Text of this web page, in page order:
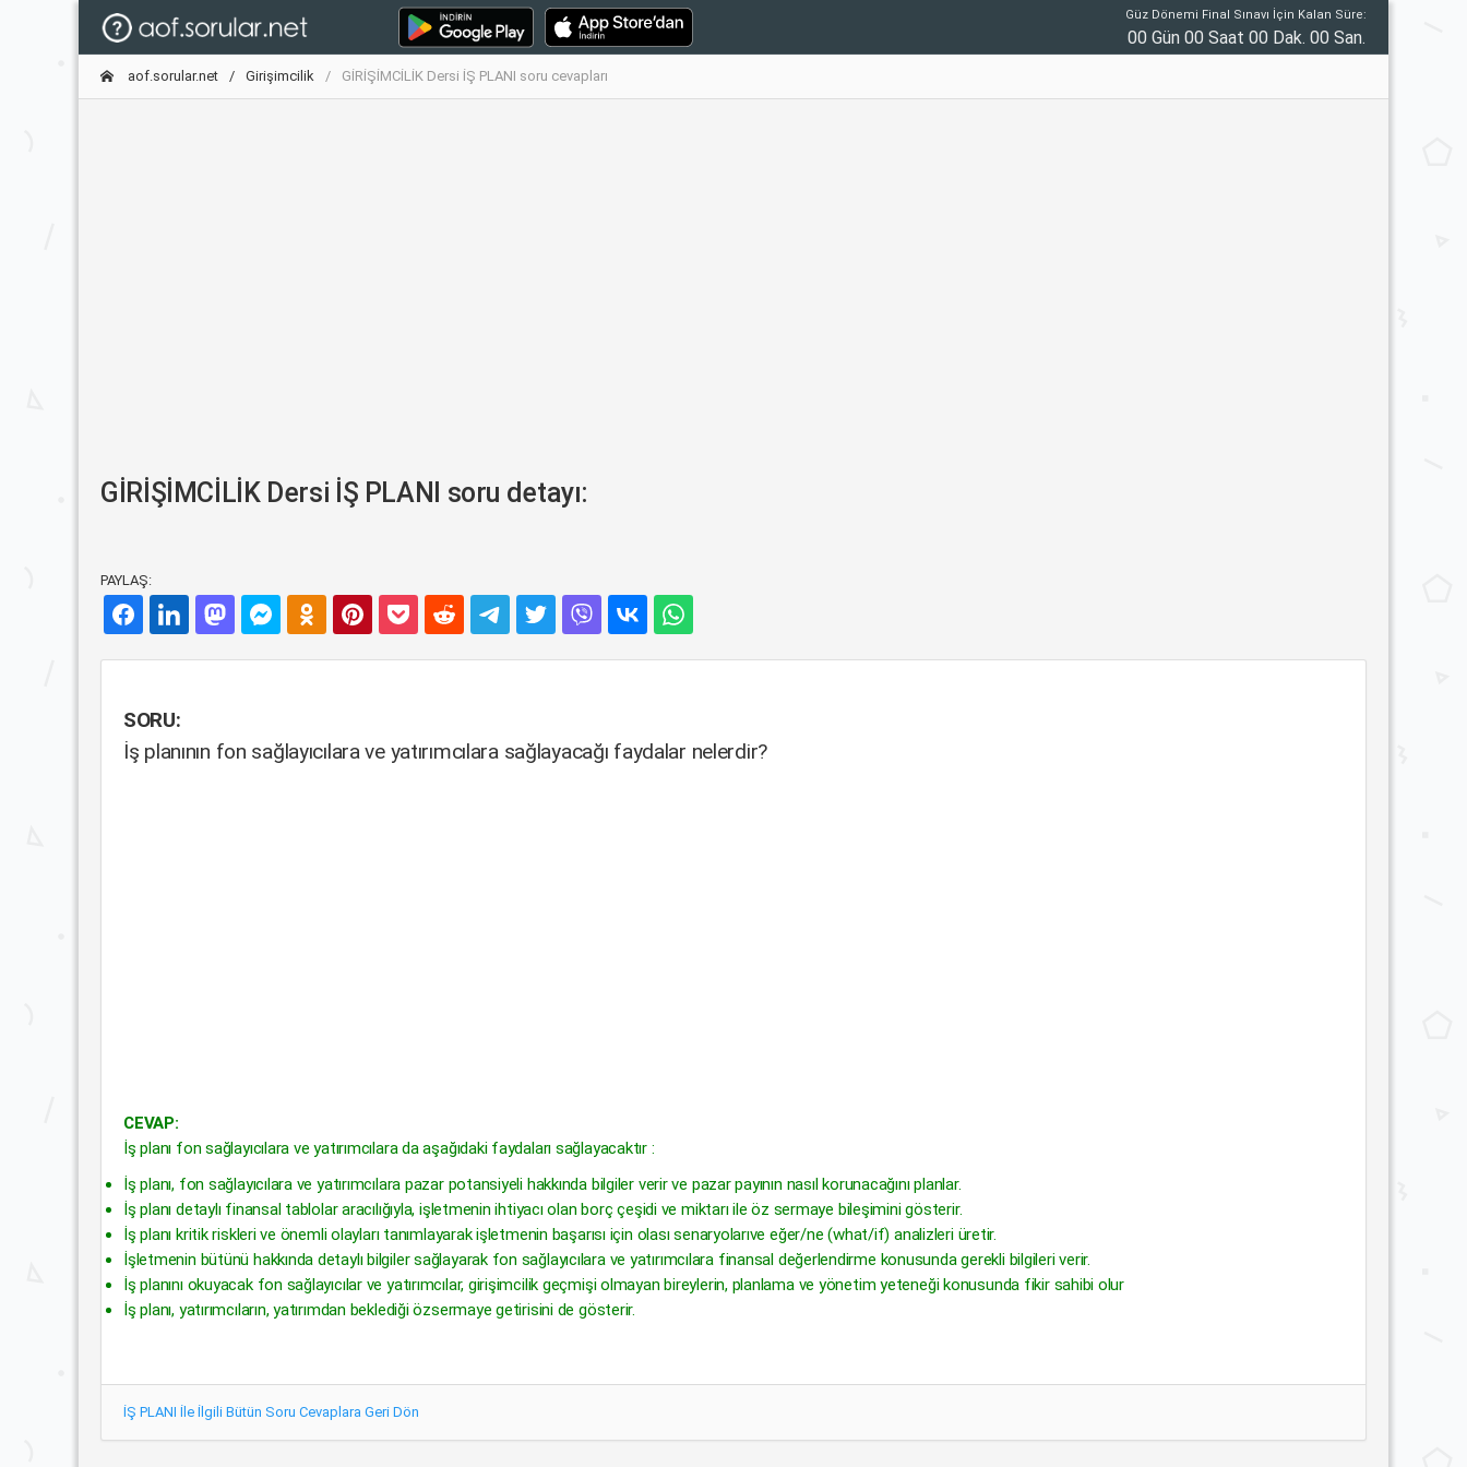
Güz Dönemi Final Sınavı İçin Kalan Süre:
00 Gün 00 Saat 00 Dak. 00 San.
aof.sorular.net Girişimcilik GİRİŞİMCİLİK Dersi İŞ PLANI soru cevapları
GİRİŞİMCİLİK Dersi İŞ PLANI soru detayı:
PAYLAŞ:
SORU:
İş planının fon sağlayıcılara ve yatırımcılara sağlayacağı faydalar nelerdir?
CEVAP:
İş planı fon sağlayıcılara ve yatırımcılara da aşağıdaki faydaları sağlayacaktır :
İş planı, fon sağlayıcılara ve yatırımcılara pazar potansiyeli hakkında bilgiler verir ve pazar payının nasıl korunacağını planlar.
İş planı detaylı finansal tablolar aracılığıyla, işletmenin ihtiyacı olan borç çeşidi ve miktarı ile öz sermaye bileşimini gösterir.
İş planı kritik riskleri ve önemli olayları tanımlayarak işletmenin başarısı için olası senaryolarıve eğer/ne (what/if) analizleri üretir.
İşletmenin bütünü hakkında detaylı bilgiler sağlayarak fon sağlayıcılara ve yatırımcılara finansal değerlendirme konusunda gerekli bilgileri verir.
İş planını okuyacak fon sağlayıcılar ve yatırımcılar, girişimcilik geçmişi olmayan bireylerin, planlama ve yönetim yeteneği konusunda fikir sahibi olur
İş planı, yatırımcıların, yatırımdan beklediği özsermaye getirisini de gösterir.
İŞ PLANI İle İlgili Bütün Soru Cevaplara Geri Dön